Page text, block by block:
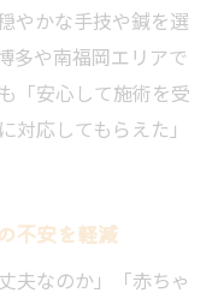
やかな手技や鍼を選
多や南福岡エリアで
「安心して施術を受
応してもらえた」
不安を軽減
夫なのか」「赤ちゃ